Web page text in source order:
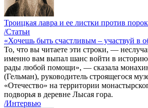
Троицкая лавра и ее листки против
/Статьи
«Хочешь быть счастливым – участвуй в
То, что вы читаете эти строки, —
именно вам выпал шанс войти в
рады любой помощи», — сказала
(Гельман), руководитель строящегося
«Отечество» на территории
подворья в деревне Лысая гора.
/Интервью